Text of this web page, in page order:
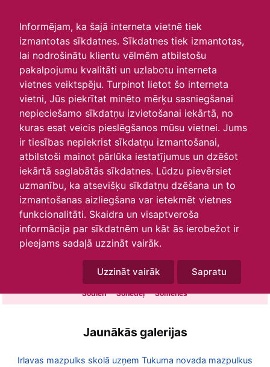
Informējam, ka šajā interneta vietnē tiek
izmantotas sīkdatnes. Sīkdatnes tiek izmantotas,
lai nodrošinātu klientu vēlmēm atbilstošu
pakalpojumu kvalitāti un uzlabotu interneta
vietnes veiktspēju. Turpinot lietot šo interneta
vietni, Jūs piekrītat minēto mērķu sasniegšanai
nepieciešamo sīkdatņu izvietošanai iekārtā, no
kuras esat veicis pieslēgšanos mūsu vietnei. Jums
ir tiesības nepiekrist sīkdatņu izmantošanai,
atbilstoši mainot pārlūka iestatījumus un dzēšot
iekārtā saglabātās sīkdatnes. Lūdzu pievērsiet
uzmanību, ka atsevišķu sīkdatņu dzēšana un to
izmantošanas aizliegšana var ietekmēt vietnes
funkcionalitāti. Skaidra un visaptveroša
informācija par sīkdatnēm un kāt ās ierobežot ir
pieejams sadaļā uzzināt vairāk.
Uzzināt vairāk Sapratu
P O T C P S
27 28 29 31
3
4 5 6 7
10
11 12 13 14 15
17
18 19 20
2 3 5
Šodien Šonedēļ Šomēnes
Jaunākās galerijas
Irlavas mazpulks skolā uzņem Tukuma novada mazpulkus